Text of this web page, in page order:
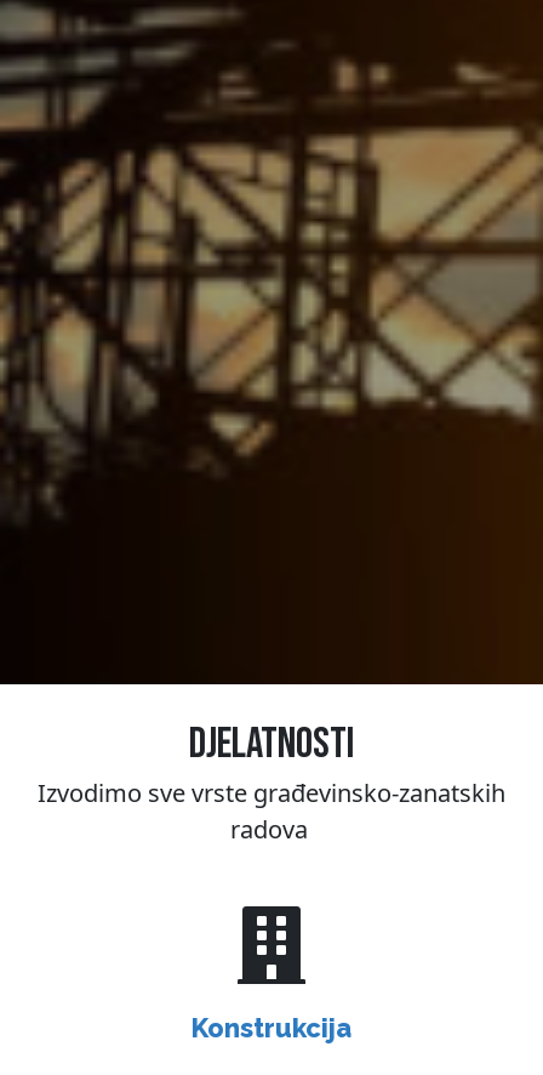
DJELATNOSTI
Izvodimo sve vrste građevinsko-zanatskih
radova
Konstrukcija